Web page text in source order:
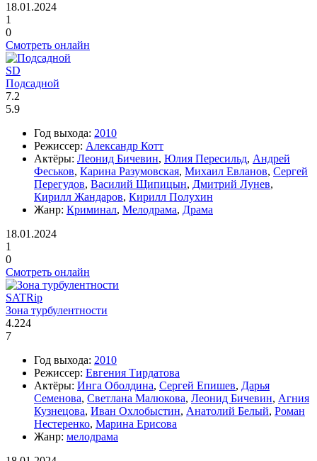
18.01.2024
1
0
Смотреть онлайн
SD
Подсадной
7.2
5.9
Год выхода: 2010
Режиссер: Александр Котт
Актёры: Леонид Бичевин, Юлия Пересильд, Андрей
Феськов, Карина Разумовская, Михаил Евланов, Сергей
Перегудов, Василий Щипицын, Дмитрий Лунев,
Кирилл Жандаров, Кирилл Полухин
Жанр: Криминал, Мелодрама, Драма
18.01.2024
1
0
Смотреть онлайн
SATRip
Зона турбулентности
4.224
7
Год выхода: 2010
Режиссер: Евгения Тирдатова
Актёры: Инга Оболдина, Сергей Епишев, Дарья
Семенова, Светлана Малюкова, Леонид Бичевин, Агния
Кузнецова, Иван Охлобыстин, Анатолий Белый, Роман
Нестеренко, Марина Ерисова
Жанр: мелодрама